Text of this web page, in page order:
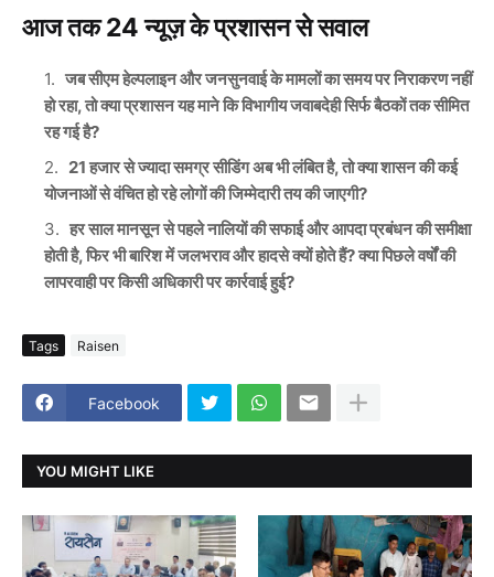
आज तक 24 न्यूज़ के प्रशासन से सवाल
जब सीएम हेल्पलाइन और जनसुनवाई के मामलों का समय पर निराकरण नहीं
हो रहा, तो क्या प्रशासन यह माने कि विभागीय जवाबदेही सिर्फ बैठकों तक सीमित
रह गई है?
21 हजार से ज्यादा समग्र सीडिंग अब भी लंबित है, तो क्या शासन की कई
योजनाओं से वंचित हो रहे लोगों की जिम्मेदारी तय की जाएगी?
हर साल मानसून से पहले नालियों की सफाई और आपदा प्रबंधन की समीक्षा
होती है, फिर भी बारिश में जलभराव और हादसे क्यों होते हैं? क्या पिछले वर्षों की
लापरवाही पर किसी अधिकारी पर कार्रवाई हुई?
Tags Raisen
Facebook
YOU MIGHT LIKE